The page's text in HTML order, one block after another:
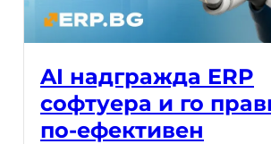
AI надгражда ERP
софтуера и го
по-ефективен